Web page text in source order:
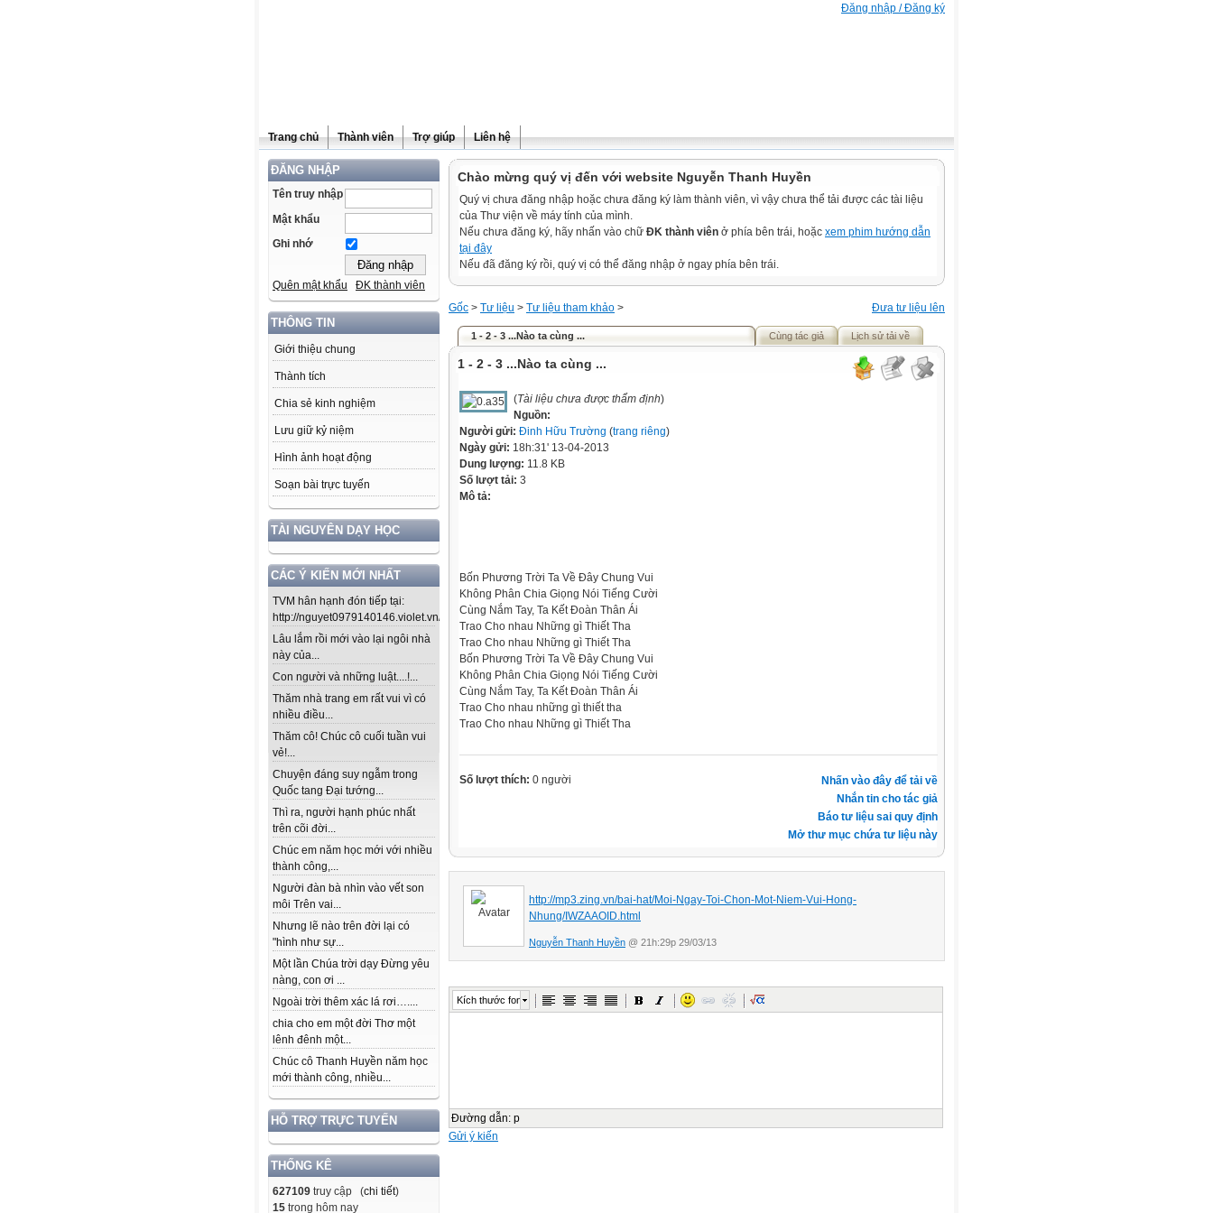
Đăng nhập / Đăng ký
Trang chủ Thành viên Trợ giúp Liên hệ
ĐĂNG NHẬP
Tên truy nhập
Mật khẩu
Ghi nhớ
Quên mật khẩu ĐK thành viên
THÔNG TIN
Giới thiệu chung
Thành tích
Chia sẻ kinh nghiệm
Lưu giữ kỷ niệm
Hình ảnh hoạt động
Soạn bài trực tuyến
TÀI NGUYÊN DẠY HỌC
CÁC Ý KIẾN MỚI NHẤT
TVM hân hạnh đón tiếp tại:
http://nguyet0979140146.violet.vn/...
Lâu lắm rồi mới vào lại ngôi nhà
này của...
Con người và những luật....!...
Thăm nhà trang em rất vui vì có
nhiều điều...
Thăm cô! Chúc cô cuối tuần vui
vẻ!...
Chuyện đáng suy ngẫm trong
Quốc tang Đại tướng...
Thì ra, người hạnh phúc nhất
trên cõi đời...
Chúc em năm học mới với nhiều
thành công,...
Người đàn bà nhìn vào vết son
môi Trên vai...
Nhưng lẽ nào trên đời lại có
"hình như sự...
Một lần Chúa trời dạy Đừng yêu
nàng, con ơi ...
Ngoài trời thêm xác lá rơi…....
chia cho em một đời Thơ một
lênh đênh một...
Chúc cô Thanh Huyền năm học
mới thành công, nhiều...
HỖ TRỢ TRỰC TUYẾN
THỐNG KÊ
627109 truy cập (chi tiết)
15 trong hôm nay
Chào mừng quý vị đến với website Nguyễn Thanh Huyền
Quý vị chưa đăng nhập hoặc chưa đăng ký làm thành viên, vì vậy chưa thể tải được các tài liệu
của Thư viện về máy tính của mình.
Nếu chưa đăng ký, hãy nhấn vào chữ ĐK thành viên ở phía bên trái, hoặc xem phim hướng dẫn
tại đây
Nếu đã đăng ký rồi, quý vị có thể đăng nhập ở ngay phía bên trái.
Đưa tư liệu lên
Gốc > Tư liệu > Tư liệu tham khảo >
1 - 2 - 3 ...Nào ta cùng ... Cùng tác giả Lịch sử tải về
1 - 2 - 3 ...Nào ta cùng ...
(Tài liệu chưa được thẩm định)
Nguồn:
Người gửi: Đinh Hữu Trường (trang riêng)
Ngày gửi: 18h:31' 13-04-2013
Dung lượng: 11.8 KB
Số lượt tải: 3
Mô tả:
Bốn Phương Trời Ta Về Đây Chung Vui
Không Phân Chia Giọng Nói Tiếng Cười
Cùng Nắm Tay, Ta Kết Đoàn Thân Ái
Trao Cho nhau Những gì Thiết Tha
Trao Cho nhau Những gì Thiết Tha
Bốn Phương Trời Ta Về Đây Chung Vui
Không Phân Chia Giọng Nói Tiếng Cười
Cùng Nắm Tay, Ta Kết Đoàn Thân Ái
Trao Cho nhau những gì thiết tha
Trao Cho nhau Những gì Thiết Tha
Nhấn vào đây để tải về
Nhắn tin cho tác giả
Báo tư liệu sai quy định
Mở thư mục chứa tư liệu này
Số lượt thích: 0 người
http://mp3.zing.vn/bai-hat/Moi-Ngay-Toi-Chon-Mot-Niem-Vui-Hong-
Nhung/IWZAAOID.html
Nguyễn Thanh Huyền @ 21h:29p 29/03/13
Kích thước font
Đường dẫn: p
Gửi ý kiến